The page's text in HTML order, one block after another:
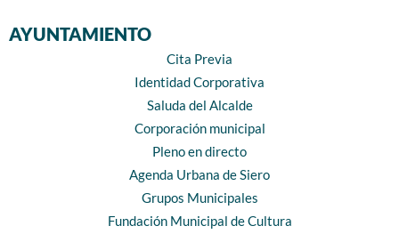
AYUNTAMIENTO
Cita Previa
Identidad Corporativa
Saluda del Alcalde
Corporación municipal
Pleno en directo
Agenda Urbana de Siero
Grupos Municipales
Fundación Municipal de Cultura